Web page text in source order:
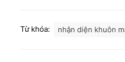
Từ khóa: nhận diện khuôn